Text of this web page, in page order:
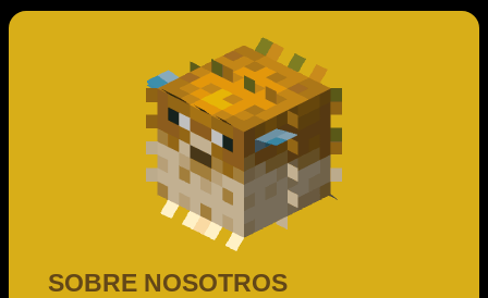
SOBRE NOSOTROS